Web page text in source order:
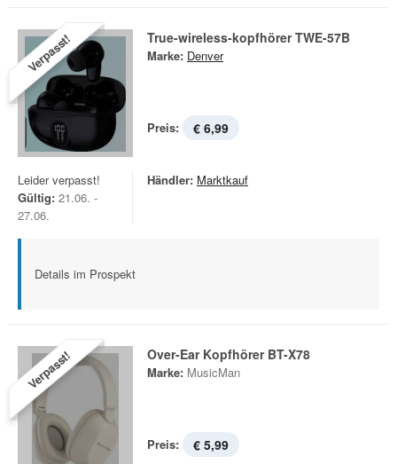
Verpasst! True-wireless-kopfhörer TWE-57B
Marke: Denver
Preis: € 6,99
Leider verpasst!
Gültig: 21.06. -
27.06.
Händler: Marktkauf
Details im Prospekt
Verpasst! Over-Ear Kopfhörer BT-X78
Marke: MusicMan
Preis: € 5,99